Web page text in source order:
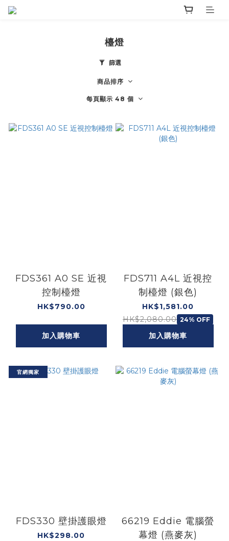
檯燈
篩選
商品排序
每頁顯示 48 個
FDS361 A0 SE 近視
控制檯燈
HK$790.00
加入購物車
FDS711 A4L 近視控
制檯燈 (銀色)
HK$1,581.00
HK$2,080.00 24% OFF
加入購物車
官網獨家
FDS330 壁掛護眼燈
HK$298.00
66219 Eddie 電腦螢
幕燈 (燕麥灰)